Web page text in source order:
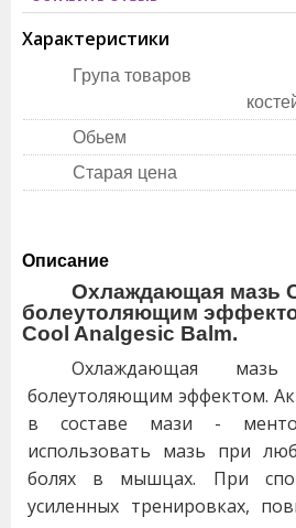
Характеристики
Група товаров
Обьем
Старая цена
Описание
Охлаждающая мазь
болеутоляющим
Cool Analgesic Balm.
Охлаждающая
болеутоляющим эффектом.
в составе мази -
использовать мазь при
болях в мышцах. При
усиленных тренировках,